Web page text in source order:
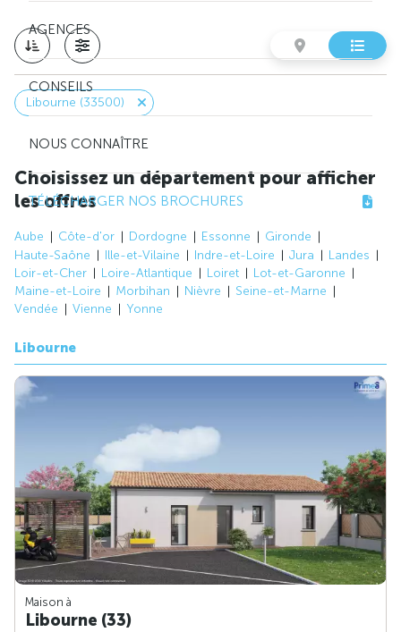
AGENCES
CONSEILS
NOUS CONNAÎTRE
TÉLÉCHARGER NOS BROCHURES
Libourne (33500)
Choisissez un département pour afficher
les offres
Aube Côte-d'or Dordogne Essonne
Gironde
Haute-Saône
Ille-et-Vilaine Indre-et-Loire Jura
Landes
Loir-et-Cher
Loire-Atlantique Loiret
Lot-et-Garonne
Maine-et-Loire
Morbihan Nièvre
Seine-et-Marne
Vendée
Vienne Yonne
Libourne
Maison à
Libourne (33)